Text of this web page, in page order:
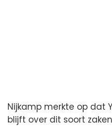
Nijkamp merkte op dat
blijft over dit soort